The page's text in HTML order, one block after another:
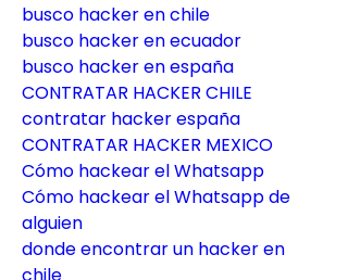
busco hacker en chile
busco hacker en ecuador
busco hacker en españa
CONTRATAR HACKER CHILE
contratar hacker españa
CONTRATAR HACKER MEXICO
Cómo hackear el Whatsapp
Cómo hackear el Whatsapp de
alguien
donde encontrar un hacker en
chile